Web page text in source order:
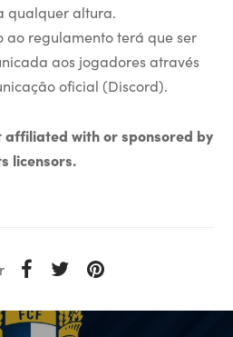
qualquer altura.
regulamento terá que ser
aos jogadores através
oficial (Discord).
affiliated with or sponsored by
licensors.